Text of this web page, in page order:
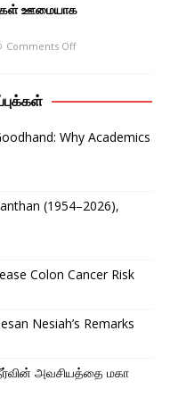
ஊமையாக
Comments Off
Why Academics
(1954–2026),
Colon Cancer Risk
Nesiah’s Remarks
அவசியத்தை மகா